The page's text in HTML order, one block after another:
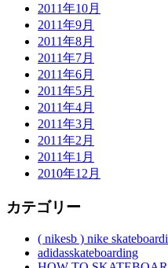
2011年10月
2011年9月
2011年8月
2011年7月
2011年6月
2011年5月
2011年4月
2011年3月
2011年2月
2011年1月
2010年12月
カテゴリー
( nikesb ) nike
adidasskateboarding